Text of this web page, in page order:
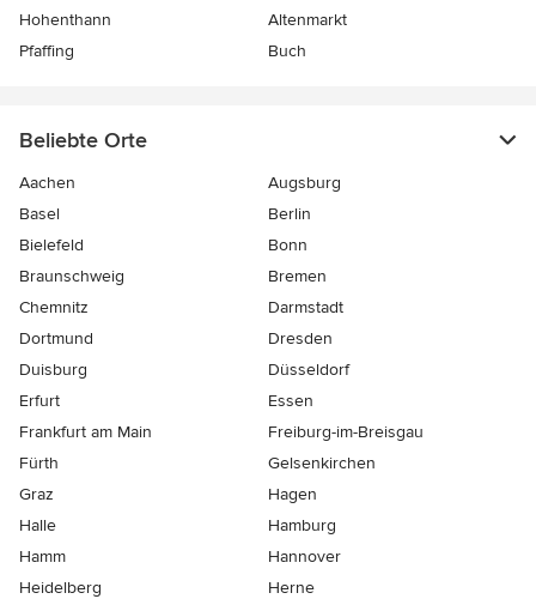
Hohenthann
Altenmarkt
Pfaffing
Buch
Beliebte Orte
Aachen
Augsburg
Basel
Berlin
Bielefeld
Bonn
Braunschweig
Bremen
Chemnitz
Darmstadt
Dortmund
Dresden
Duisburg
Düsseldorf
Erfurt
Essen
Frankfurt am Main
Freiburg-im-Breisgau
Fürth
Gelsenkirchen
Graz
Hagen
Halle
Hamburg
Hamm
Hannover
Heidelberg
Herne